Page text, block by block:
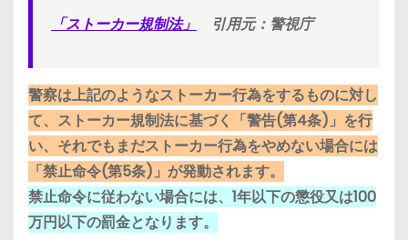
「ストーカー規制法」
引用元：警視庁
警察は上記のようなストーカー行為をするものに対し
て、ストーカー規制法に基づく「警告(第4条)」を行
い、それでもまだストーカー行為をやめない場合には
「禁止命令(第5条)」が発動されます。
禁止命令に従わない場合には、1年以下の懲役又は100
万円以下の罰金となります。